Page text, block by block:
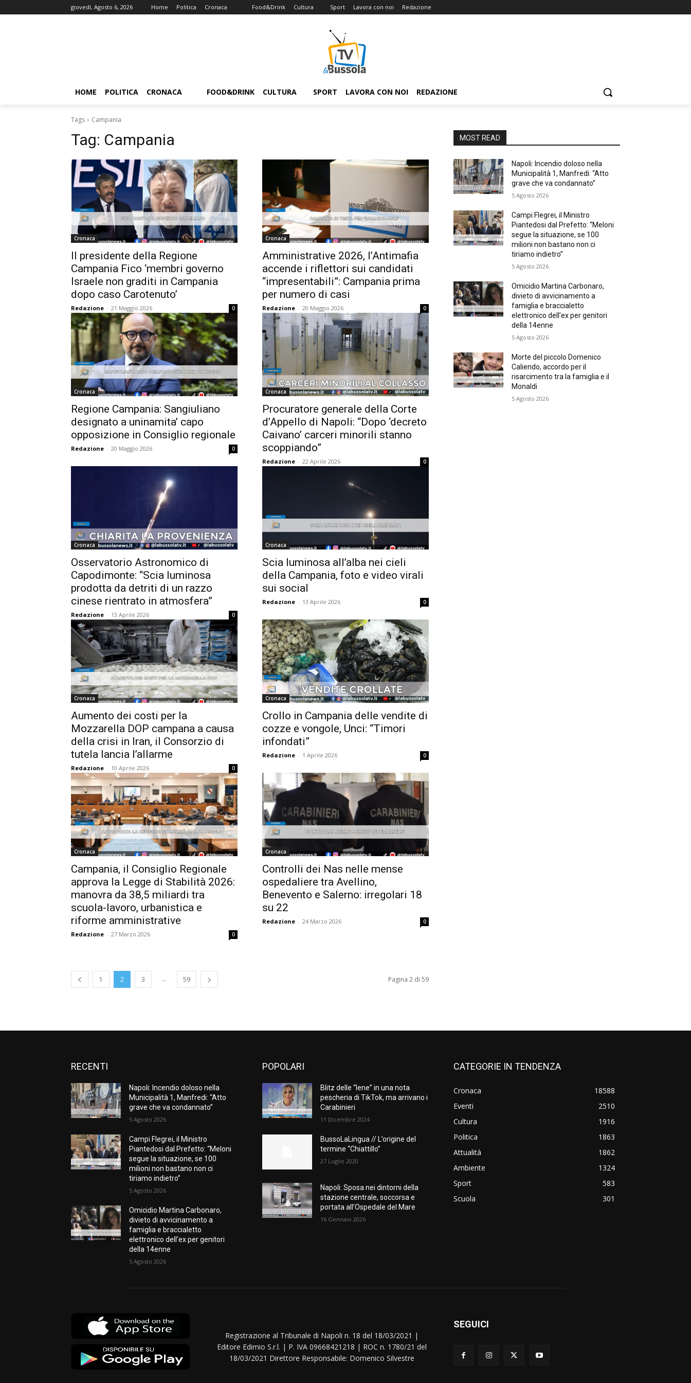
giovedì, Agosto 6, 2026 Home Politica Cronaca Food&Drink Cultura Sport Lavora con noi Redazione
HOME POLITICA CRONACA FOOD&DRINK CULTURA SPORT LAVORA CON NOI REDAZIONE
Tags Campania
Tag: Campania
Cronaca
Il presidente della Regione
Campania Fico ‘membri governo
Israele non graditi in Campania
dopo caso Carotenuto’
Redazione - 21 Maggio 2026 0
Cronaca
Amministrative 2026, l’Antimafia
accende i riflettori sui candidati
“impresentabili”: Campania prima
per numero di casi
Redazione - 20 Maggio 2026 0
Cronaca
Regione Campania: Sangiuliano
designato a uninamita’ capo
opposizione in Consiglio regionale
Redazione - 20 Maggio 2026 0
Cronaca
Procuratore generale della Corte
d’Appello di Napoli: “Dopo ‘decreto
Caivano’ carceri minorili stanno
scoppiando”
Redazione - 22 Aprile 2026 0
Cronaca
Osservatorio Astronomico di
Capodimonte: “Scia luminosa
prodotta da detriti di un razzo
cinese rientrato in atmosfera”
Redazione - 13 Aprile 2026 0
Cronaca
Scia luminosa all’alba nei cieli
della Campania, foto e video virali
sui social
Redazione - 13 Aprile 2026 0
Cronaca
Aumento dei costi per la
Mozzarella DOP campana a causa
della crisi in Iran, il Consorzio di
tutela lancia l’allarme
Redazione - 10 Aprile 2026 0
Cronaca
Crollo in Campania delle vendite di
cozze e vongole, Unci: “Timori
infondati”
Redazione - 1 Aprile 2026 0
Cronaca
Campania, il Consiglio Regionale
approva la Legge di Stabilità 2026:
manovra da 38,5 miliardi tra
scuola-lavoro, urbanistica e
riforme amministrative
Redazione - 27 Marzo 2026 0
Cronaca
Controlli dei Nas nelle mense
ospedaliere tra Avellino,
Benevento e Salerno: irregolari 18
su 22
Redazione - 24 Marzo 2026 0
1 2 3 ... 59 Pagina 2 di 59
MOST READ
Napoli: Incendio doloso nella
Municipalità 1, Manfredi: “Atto
grave che va condannato”
5 Agosto 2026
Campi Flegrei, il Ministro
Piantedosi dal Prefetto: “Meloni
segue la situazione, se 100
milioni non bastano non ci
tiriamo indietro”
5 Agosto 2026
Omicidio Martina Carbonaro,
divieto di avvicinamento a
famiglia e braccialetto
elettronico dell’ex per genitori
della 14enne
5 Agosto 2026
Morte del piccolo Domenico
Caliendo, accordo per il
risarcimento tra la famiglia e il
Monaldi
5 Agosto 2026
RECENTI
Napoli: Incendio doloso nella
Municipalità 1, Manfredi: “Atto
grave che va condannato”
5 Agosto 2026
Campi Flegrei, il Ministro
Piantedosi dal Prefetto: “Meloni
segue la situazione, se 100
milioni non bastano non ci
tiriamo indietro”
5 Agosto 2026
Omicidio Martina Carbonaro,
divieto di avvicinamento a
famiglia e braccialetto
elettronico dell’ex per genitori
della 14enne
5 Agosto 2026
POPOLARI
Blitz delle “Iene” in una nota
pescheria di TikTok, ma arrivano i
Carabinieri
11 Dicembre 2024
BussoLaLingua // L’origine del
termine “Chiattillo”
27 Luglio 2020
Napoli: Sposa nei dintorni della
stazione centrale, soccorsa e
portata all’Ospedale del Mare
16 Gennaio 2026
CATEGORIE IN TENDENZA
Cronaca
18588
Eventi
2510
Cultura
1916
Politica
1863
Attualità
1862
Ambiente
1324
Sport
583
Scuola
301
Registrazione al Tribunale di Napoli n. 18 del 18/03/2021 |
Editore Edimio S.r.l. | P. IVA 09668421218 | ROC n. 1780/21 del
18/03/2021 Direttore Responsabile: Domenico Silvestre
SEGUICI